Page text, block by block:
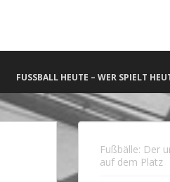
FUSSBALL HEUTE – WER SPIELT
Fußbälle: Der
auf dem Platz